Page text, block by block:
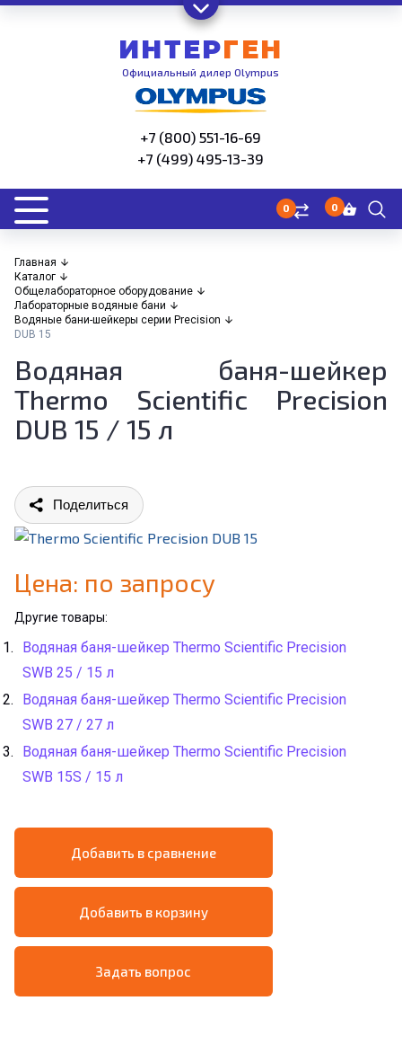
ИНТЕРГЕН
Официальный дилер Olympus
+7 (800) 551-16-69
+7 (499) 495-13-39
0 0
Главная
Каталог
Общелабораторное оборудование
Лабораторные водяные бани
Водяные бани-шейкеры серии Precision
DUB 15
Водяная баня-шейкер
Thermo Scientific Precision
DUB 15 / 15 л
Поделиться
Цена: по запросу
Другие товары:
Водяная баня-шейкер Thermo Scientific Precision
SWB 25 / 15 л
Водяная баня-шейкер Thermo Scientific Precision
SWB 27 / 27 л
Водяная баня-шейкер Thermo Scientific Precision
SWB 15S / 15 л
Добавить в сравнение
Добавить в корзину
Задать вопрос